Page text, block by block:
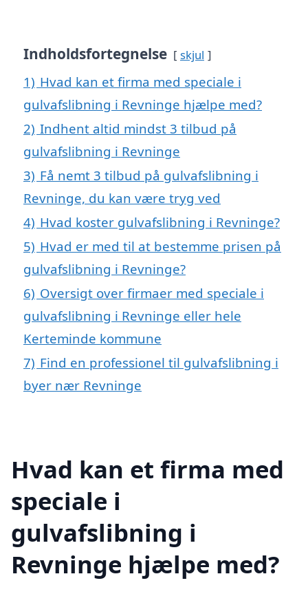
Indholdsfortegnelse skjul
1) Hvad kan et firma med speciale i
gulvafslibning i Revninge hjælpe med?
2) Indhent altid mindst 3 tilbud på
gulvafslibning i Revninge
3) Få nemt 3 tilbud på gulvafslibning i
Revninge, du kan være tryg ved
4) Hvad koster gulvafslibning i Revninge?
5) Hvad er med til at bestemme prisen på
gulvafslibning i Revninge?
6) Oversigt over firmaer med speciale i
gulvafslibning i Revninge eller hele
Kerteminde kommune
7) Find en professionel til gulvafslibning i
byer nær Revninge
Hvad kan et firma med
speciale i
gulvafslibning i
Revninge hjælpe med?